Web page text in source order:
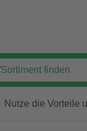
Nutze die Vorteile